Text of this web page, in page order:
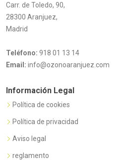
Carr. de Toledo, 90,
28300 Aranjuez,
Madrid
Teléfono: 918 01 13 14
Email: info@ozonoaranjuez.com
Información Legal
Política de cookies
Política de privacidad
Aviso legal
reglamento